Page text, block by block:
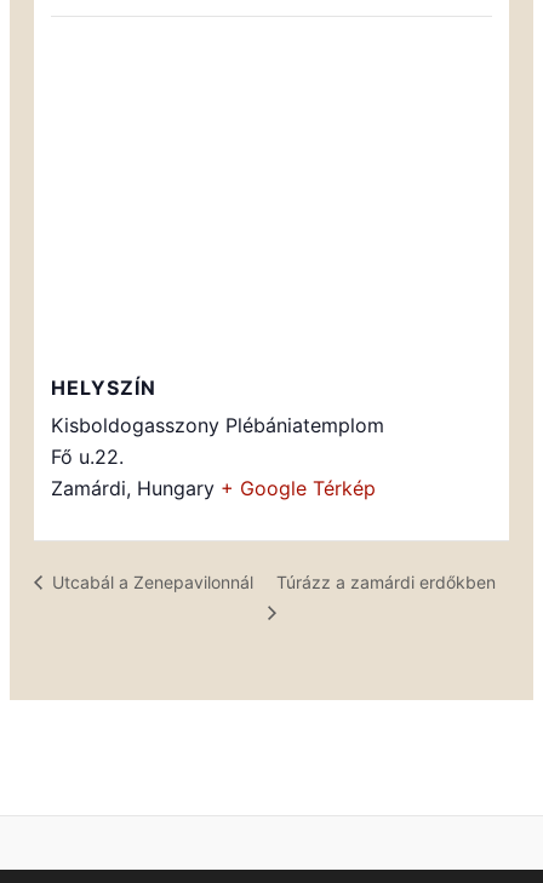
HELYSZÍN
Kisboldogasszony Plébániatemplom
Fő u.22.
Zamárdi, Hungary + Google Térkép
Utcabál a Zenepavilonnál Túrázz a zamárdi erdőkben